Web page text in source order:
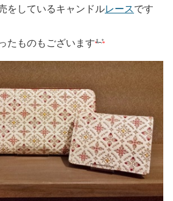
をしているキャンドルレースです
たものもございます